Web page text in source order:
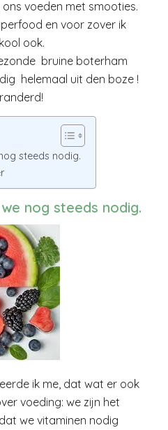
voeden met smooties.
en voor zover ik
ook.
bruine boterham
helemaal uit den boze !
steeds nodig.
nog steeds nodig.
ik me, dat wat er ook
voeding: we zijn het
we vitaminen nodig